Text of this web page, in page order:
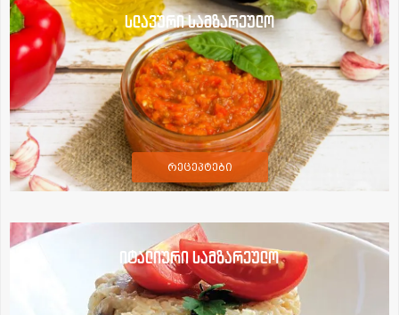
სლავური სამზარეულო
რეცეპტები
იტალიური სამზარეულო